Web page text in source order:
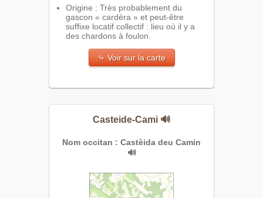
Origine : Très probablement du
gascon « cardèra » et peut-être
suffixe locatif collectif : lieu où il y a
des chardons à foulon.
⤷ Voir sur la carte
Casteide-Cami 🔊
Nom occitan : Castèida deu Camin
🔊